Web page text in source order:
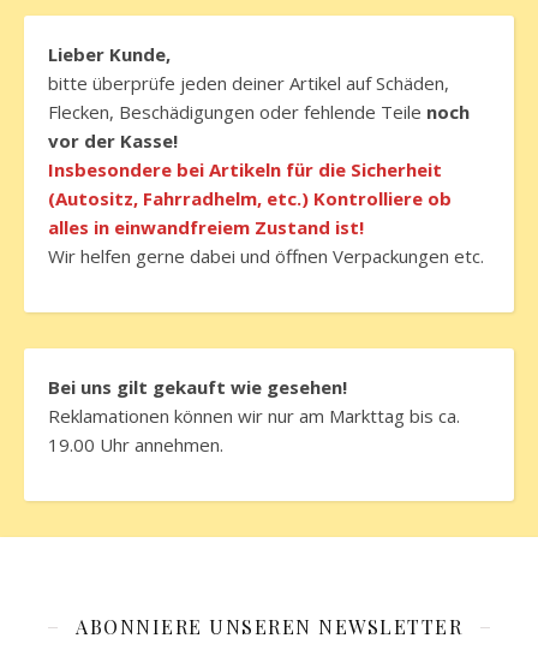
Lieber Kunde,
bitte überprüfe jeden deiner Artikel auf Schäden,
Flecken, Beschädigungen oder fehlende Teile noch
vor der Kasse!
Insbesondere bei Artikeln für die Sicherheit
(Autositz, Fahrradhelm, etc.) Kontrolliere ob
alles in einwandfreiem Zustand ist!
Wir helfen gerne dabei und öffnen Verpackungen etc.
Bei uns gilt gekauft wie gesehen!
Reklamationen können wir nur am Markttag bis ca.
19.00 Uhr annehmen.
ABONNIERE UNSEREN NEWSLETTER